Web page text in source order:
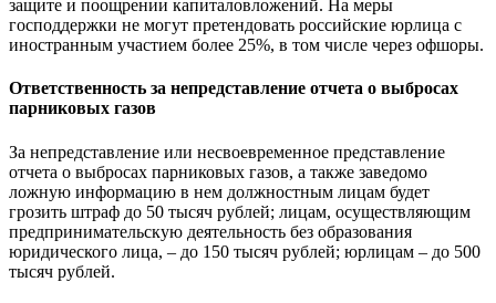
защите и поощрении капиталовложений. На меры
господдержки не могут претендовать российские юрлица с
иностранным участием более 25%, в том числе через офшоры.
Ответственность за непредставление отчета о выбросах
парниковых газов
За непредставление или несвоевременное представление
отчета о выбросах парниковых газов, а также заведомо
ложную информацию в нем должностным лицам будет
грозить штраф до 50 тысяч рублей; лицам, осуществляющим
предпринимательскую деятельность без образования
юридического лица, ‒ до 150 тысяч рублей; юрлицам ‒ до 500
тысяч рублей.